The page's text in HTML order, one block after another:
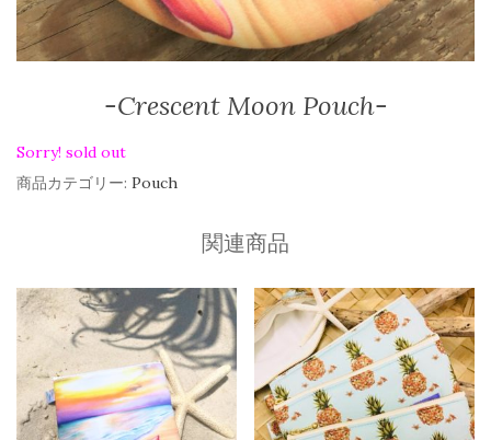
-Crescent Moon Pouch-
Sorry! sold out
商品カテゴリー: Pouch
関連商品